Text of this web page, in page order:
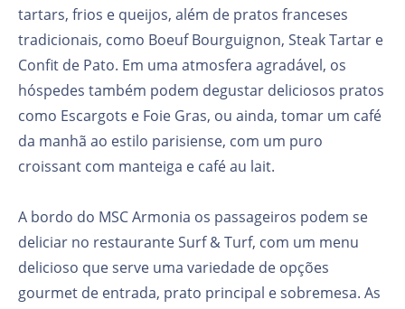
tartars, frios e queijos, além de pratos franceses
tradicionais, como Boeuf Bourguignon, Steak Tartar e
Confit de Pato. Em uma atmosfera agradável, os
hóspedes também podem degustar deliciosos pratos
como Escargots e Foie Gras, ou ainda, tomar um café
da manhã ao estilo parisiense, com um puro
croissant com manteiga e café au lait.
A bordo do MSC Armonia os passageiros podem se
deliciar no restaurante Surf & Turf, com um menu
delicioso que serve uma variedade de opções
gourmet de entrada, prato principal e sobremesa. As